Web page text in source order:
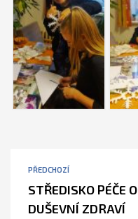
PŘEDCHOZÍ
STŘEDISKO PÉČE O
DUŠEVNÍ ZDRAVÍ